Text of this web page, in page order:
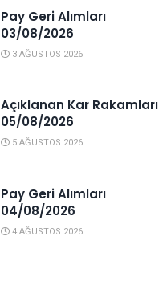
Pay Geri Alımları
03/08/2026
3 AĞUSTOS 2026
Açıklanan Kar Rakamları
05/08/2026
5 AĞUSTOS 2026
Pay Geri Alımları
04/08/2026
4 AĞUSTOS 2026